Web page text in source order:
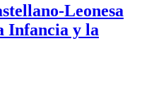
Leonesa
Infancia y la